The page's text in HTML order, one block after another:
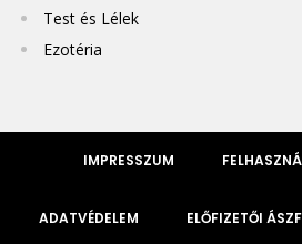
Test és Lélek
Ezotéria
IMPRESSZUM
ADATVÉDELEM ELŐFIZETŐI ÁSZF